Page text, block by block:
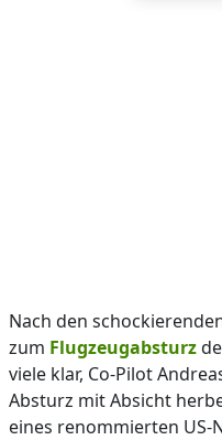
Nach den
zum Flugzeugabsturz
viele klar, Co-Pilot
Absturz mit Absicht
eines renommierten US-